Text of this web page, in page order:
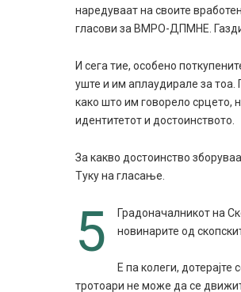
наредуваат на своите
гласови за ВМРО-ДПМНЕ. Газди
И сега тие, особено
уште и им аплаудирале за
како што им говорело срцето,
идентитетот и достоинството.
За какво достоинство
Туку на гласање.
5
Градоначалникот на
новинарите од
Е па колеги,
тротоари не може да се